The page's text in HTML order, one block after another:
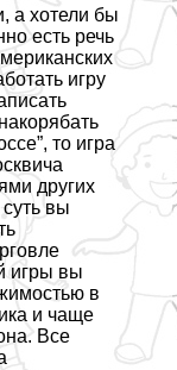
а хотели бы
есть речь
игру
то игра
других
вы
игры вы
в
и чаще
Все